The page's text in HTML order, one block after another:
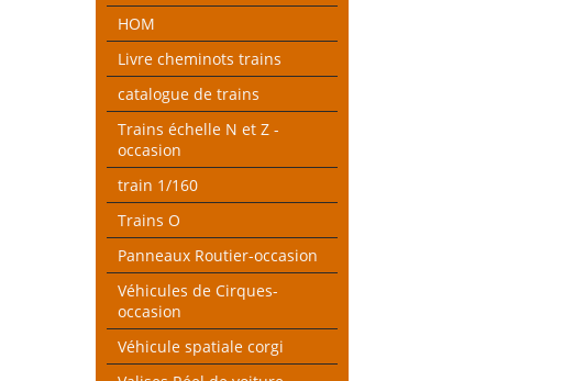
HOM
Livre cheminots trains
catalogue de trains
Trains échelle N et Z -
occasion
train 1/160
Trains O
Panneaux Routier-occasion
Véhicules de Cirques-
occasion
Véhicule spatiale corgi